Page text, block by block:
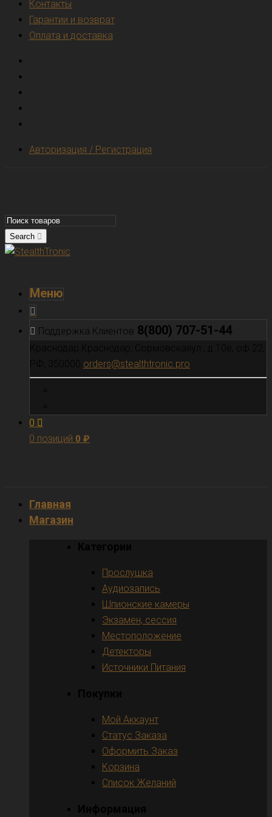
Контакты
Гарантии и возврат
Оплата и доставка
Авторизация / Регистрация
Search
Меню
Поддержка Клиентов 8(800) 707-51-44
orders@stealthtronic.pro
0
0 позиций 0 ₽
Главная
Магазин
Прослушка
Аудиозапись
Шпионские камеры
Экзамен, сессия
Местоположение
Детекторы
Источники Питания
Мой Аккаунт
Статус Заказа
Оформить Заказ
Корзина
Список Желаний